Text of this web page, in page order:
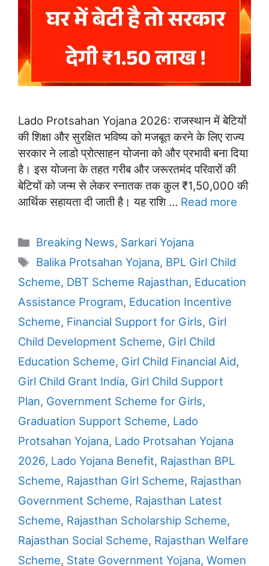
Lado Protsahan Yojana 2026: राजस्थान में बेटियों
की शिक्षा और सुरक्षित भविष्य को मजबूत करने के लिए राज्य
सरकार ने लाडो प्रोत्साहन योजना को और प्रभावी बना दिया
है। इस योजना के तहत गरीब और जरूरतमंद परिवारों की
बेटियों को जन्म से लेकर स्नातक तक कुल ₹1,50,000 की
आर्थिक सहायता दी जाती है। यह राशि … Read more
Categories
Breaking News, Sarkari Yojana
Tags
Balika Protsahan Yojana, BPL Girl Child
Scheme, DBT Scheme Rajasthan, Education
Assistance Program, Education Incentive
Scheme, Financial Support for Girls, Girl
Child Development Scheme, Girl Child
Education Scheme, Girl Child Financial Aid,
Girl Child Grant India, Girl Child Support
Plan, Government Scheme for Girls,
Graduation Support Scheme, Lado
Protsahan Yojana, Lado Protsahan Yojana
2026, Lado Yojana Benefit, Rajasthan BPL
Scheme, Rajasthan Girl Scheme, Rajasthan
Government Scheme, Rajasthan Latest
Scheme, Rajasthan Scholarship Scheme,
Rajasthan Social Scheme, Rajasthan Welfare
Scheme, State Government Yojana, Women